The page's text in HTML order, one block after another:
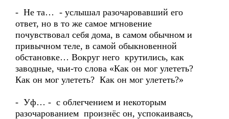
- Не та… - услышал разочаровавший его
ответ, но в то же самое мгновение
почувствовал себя дома, в самом обычном и
привычном теле, в самой обыкновенной
обстановке… Вокруг него крутились, как
заводные, чьи-то слова «Как он мог улететь?
Как он мог улететь? Как он мог улететь?»
- Уф… - с облегчением и некоторым
разочарованием произнёс он, успокаиваясь,